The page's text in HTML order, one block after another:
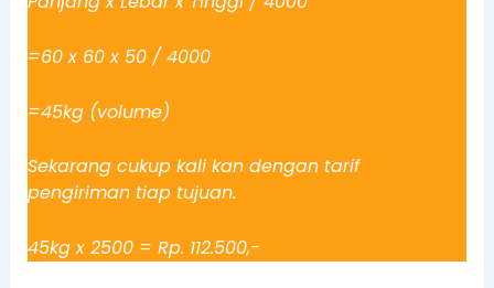
=60 x 60 x 50 / 4000
=45kg (volume)
Sekarang cukup kali kan dengan tarif
pengiriman tiap tujuan.
45kg x 2500 = Rp. 112.500,-